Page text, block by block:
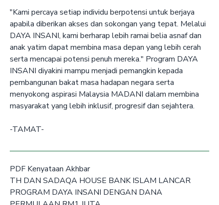
"Kami percaya setiap individu berpotensi untuk berjaya
apabila diberikan akses dan sokongan yang tepat. Melalui
DAYA INSANI, kami berharap lebih ramai belia asnaf dan
anak yatim dapat membina masa depan yang lebih cerah
serta mencapai potensi penuh mereka." Program DAYA
INSANI diyakini mampu menjadi pemangkin kepada
pembangunan bakat masa hadapan negara serta
menyokong aspirasi Malaysia MADANI dalam membina
masyarakat yang lebih inklusif, progresif dan sejahtera.
-TAMAT-
PDF Kenyataan Akhbar
TH DAN SADAQA HOUSE BANK ISLAM LANCAR
PROGRAM DAYA INSANI DENGAN DANA